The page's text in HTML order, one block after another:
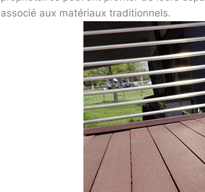
associé aux matériaux traditionnels.